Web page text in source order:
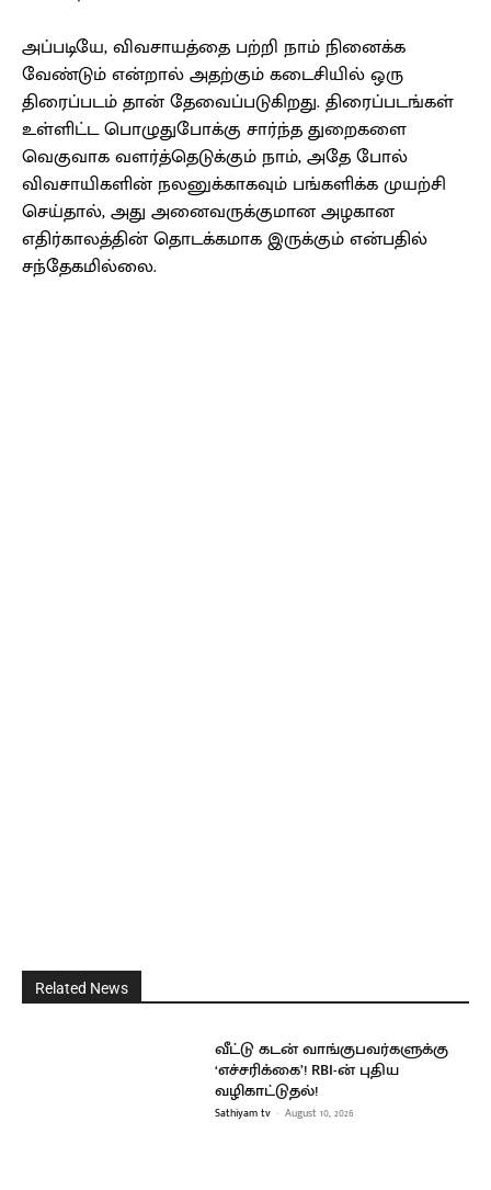
அப்படியே, விவசாயத்தை பற்றி நாம் நினைக்க
வேண்டும் என்றால் அதற்கும் கடைசியில் ஒரு
திரைப்படம் தான் தேவைப்படுகிறது. திரைப்படங்கள்
உள்ளிட்ட பொழுதுபோக்கு சார்ந்த துறைகளை
வெகுவாக வளர்த்தெடுக்கும் நாம், அதே போல்
விவசாயிகளின் நலனுக்காகவும் பங்களிக்க முயற்சி
செய்தால், அது அனைவருக்குமான அழகான
எதிர்காலத்தின் தொடக்கமாக இருக்கும் என்பதில்
சந்தேகமில்லை.
Related News
வீட்டு கடன் வாங்குபவர்களுக்கு
‘எச்சரிக்கை’! RBI-ன் புதிய
வழிகாட்டுதல்!
Sathiyam tv - August 10, 2026